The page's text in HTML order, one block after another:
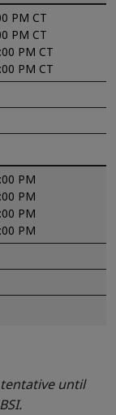
PM CT
PM CT
PM CT
PM CT
PM
PM
PM
PM
until